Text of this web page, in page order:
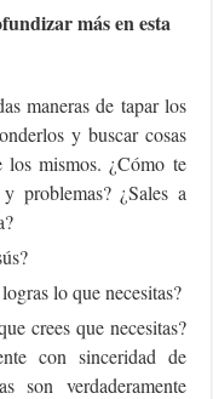
más en esta
maneras de tapar los
y buscar cosas
los mismos. ¿Cómo te
problemas? ¿Sales a
lo que necesitas?
crees que necesitas?
con sinceridad de
son verdaderamente